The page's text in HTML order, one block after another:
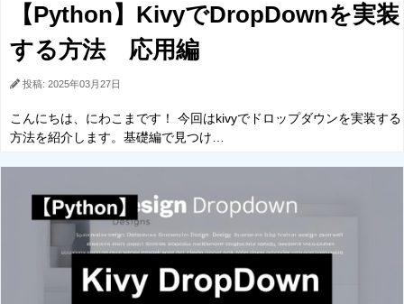
【Python】KivyでDropDownを実装
する方法 応用編
投稿: 2025年03月27日
こんにちは、にわこまです！ 今回はkivyでドロップダウンを実装する
方法を紹介します。基礎編で見つけ…